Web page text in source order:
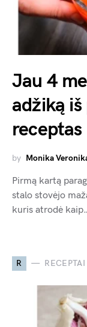
Jau 4
adžiką
by Monika
Pirmą kartą
stalo stovėjo
kuris atrodė
R RECEPTAI